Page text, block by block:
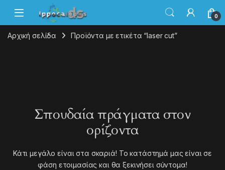
0
Αρχική σελίδα Προϊόντα με ετικέτα “laser cut”
Σπουδαία πράγματα στον
ορίζοντα
Κάτι μεγάλο είναι στα σκαριά! Το κατάστημά μας είναι σε
φάση ετοιμασίας και θα ξεκινήσει σύντομα!